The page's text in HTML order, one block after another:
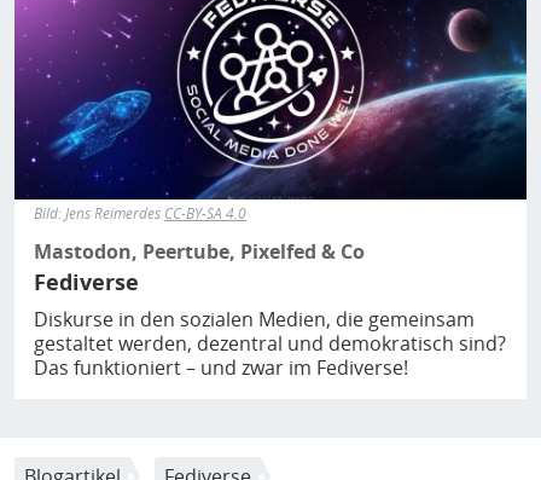
Bild:Jens Reimerdes CC-BY-SA 4.0
Mastodon, Peertube, Pixelfed & Co
Fediverse
Diskurse in den sozialen Medien, die gemeinsam
gestaltet werden, dezentral und demokratisch sind?
Das funktioniert – und zwar im Fediverse!